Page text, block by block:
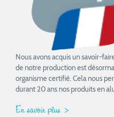
Nous avons acquis un savoir-
de notre production est
organisme certifié. Cela nous
durant 20 ans nos produits en
En savoir plus